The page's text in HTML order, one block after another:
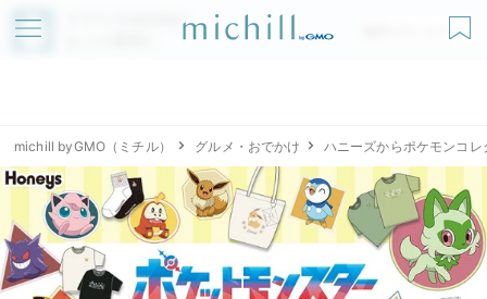
アプリでmichillが
無料ダウンロード
michill byGMO（ミチル） グルメ・おでかけ ハニーズからポケモンコ